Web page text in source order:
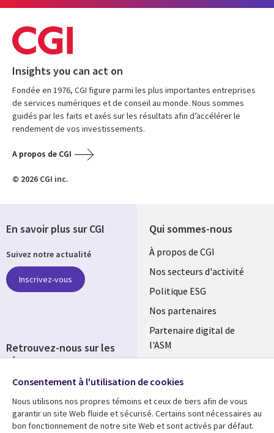
Insights you can act on
Fondée en 1976, CGI figure parmi les plus importantes entreprises
de services numériques et de conseil au monde. Nous sommes
guidés par les faits et axés sur les résultats afin d’accélérer le
rendement de vos investissements.
A propos de CGI
© 2026 CGI inc.
Qui sommes-nous
Useful
links
FRANCE
À propos de CGI
Nos secteurs d'activité
Politique ESG
Nos partenaires
Partenaire digital de
l'ASM
Fusions
En savoir plus sur CGI
Suivez notre actualité
Inscrivez-vous
Retrouvez-nous sur les
réseaux
Social
Media
FRANCE
Consentement à l'utilisation de cookies
Nous utilisons nos propres témoins et ceux de tiers afin de vous
garantir un site Web fluide et sécurisé. Certains sont nécessaires au
bon fonctionnement de notre site Web et sont activés par défaut.